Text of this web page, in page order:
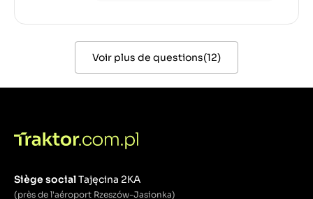
Voir plus de questions(12)
Siège socialTajęcina 2KA
(près de l'aéroport Rzeszów-Jasionka)